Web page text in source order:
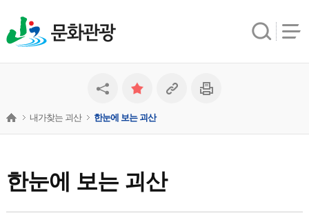
문화관광
한눈에 보는 괴산
내가찾는 괴산 한눈에 보는 괴산